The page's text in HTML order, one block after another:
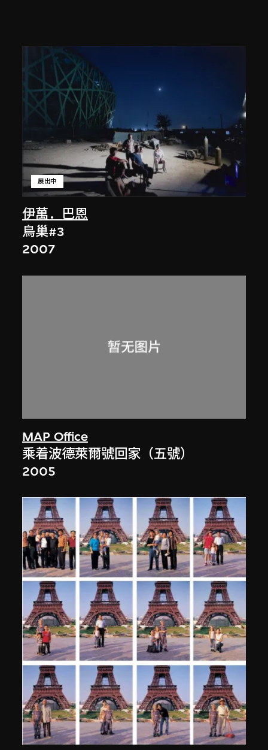
伊萬．巴恩
展出中
鳥巢#3
2007
MAP Office
乘着波德萊爾號回家（五號）
2005